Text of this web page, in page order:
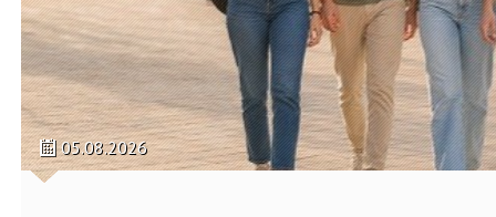
05.08.2026